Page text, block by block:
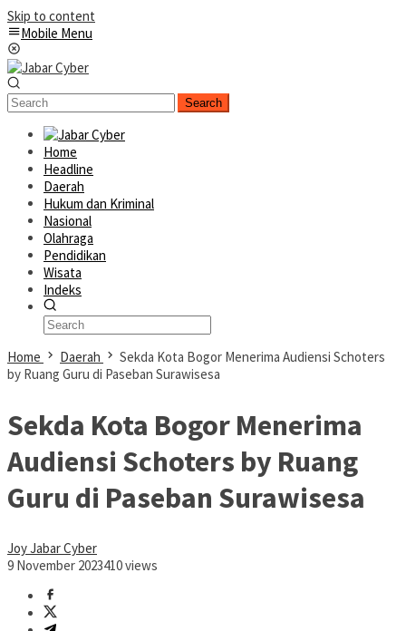
Skip to content
Mobile Menu
Search
Home
Headline
Daerah
Hukum dan Kriminal
Nasional
Olahraga
Pendidikan
Wisata
Indeks
Home Daerah
Sekda Kota Bogor Menerima Audiensi Schoters
by Ruang Guru di Paseban Surawisesa
Sekda Kota Bogor Menerima
Audiensi Schoters by Ruang
Guru di Paseban Surawisesa
Joy Jabar Cyber
9 November 2023410 views